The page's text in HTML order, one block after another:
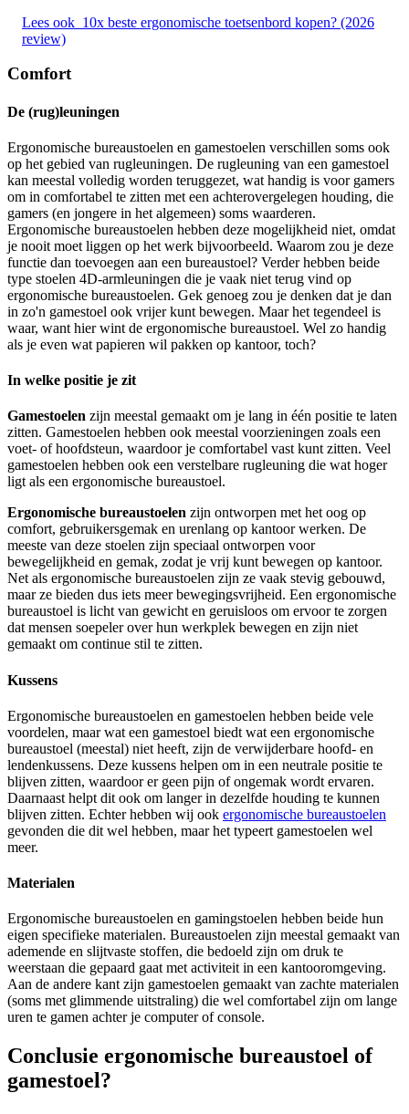
Lees ook 10x beste ergonomische toetsenbord kopen? (2026
review)
Comfort
De (rug)leuningen
Ergonomische bureaustoelen en gamestoelen verschillen soms ook
op het gebied van rugleuningen. De rugleuning van een gamestoel
kan meestal volledig worden teruggezet, wat handig is voor gamers
om in comfortabel te zitten met een achterovergelegen houding, die
gamers (en jongere in het algemeen) soms waarderen.
Ergonomische bureaustoelen hebben deze mogelijkheid niet, omdat
je nooit moet liggen op het werk bijvoorbeeld. Waarom zou je deze
functie dan toevoegen aan een bureaustoel? Verder hebben beide
type stoelen 4D-armleuningen die je vaak niet terug vind op
ergonomische bureaustoelen. Gek genoeg zou je denken dat je dan
in zo'n gamestoel ook vrijer kunt bewegen. Maar het tegendeel is
waar, want hier wint de ergonomische bureaustoel. Wel zo handig
als je even wat papieren wil pakken op kantoor, toch?
In welke positie je zit
Gamestoelen zijn meestal gemaakt om je lang in één positie te laten
zitten. Gamestoelen hebben ook meestal voorzieningen zoals een
voet- of hoofdsteun, waardoor je comfortabel vast kunt zitten. Veel
gamestoelen hebben ook een verstelbare rugleuning die wat hoger
ligt als een ergonomische bureaustoel.
Ergonomische bureaustoelen zijn ontworpen met het oog op
comfort, gebruikersgemak en urenlang op kantoor werken. De
meeste van deze stoelen zijn speciaal ontworpen voor
bewegelijkheid en gemak, zodat je vrij kunt bewegen op kantoor.
Net als ergonomische bureaustoelen zijn ze vaak stevig gebouwd,
maar ze bieden dus iets meer bewegingsvrijheid. Een ergonomische
bureaustoel is licht van gewicht en geruisloos om ervoor te zorgen
dat mensen soepeler over hun werkplek bewegen en zijn niet
gemaakt om continue stil te zitten.
Kussens
Ergonomische bureaustoelen en gamestoelen hebben beide vele
voordelen, maar wat een gamestoel biedt wat een ergonomische
bureaustoel (meestal) niet heeft, zijn de verwijderbare hoofd- en
lendenkussens. Deze kussens helpen om in een neutrale positie te
blijven zitten, waardoor er geen pijn of ongemak wordt ervaren.
Daarnaast helpt dit ook om langer in dezelfde houding te kunnen
blijven zitten. Echter hebben wij ook ergonomische bureaustoelen
gevonden die dit wel hebben, maar het typeert gamestoelen wel
meer.
Materialen
Ergonomische bureaustoelen en gamingstoelen hebben beide hun
eigen specifieke materialen. Bureaustoelen zijn meestal gemaakt van
ademende en slijtvaste stoffen, die bedoeld zijn om druk te
weerstaan ​​die gepaard gaat met activiteit in een kantooromgeving.
Aan de andere kant zijn gamestoelen gemaakt van zachte materialen
(soms met glimmende uitstraling) die wel comfortabel zijn om lange
uren te gamen achter je computer of console.
Conclusie ergonomische bureaustoel of
gamestoel?